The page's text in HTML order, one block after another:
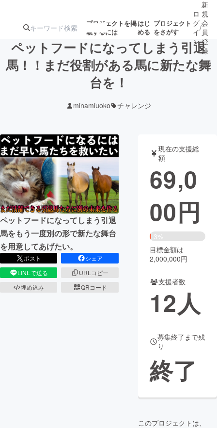
プロジェクトを掲
載するには
はじ
める
プロジェクト
をさがす
注目の新着プロ
募集終了が近いプ
テクノロジー・ガジェット
映像・映画 書籍・雑誌
ビジネス・起業 チャレンジ
まちづくり・地域活性化
CAMPFIRE for Social Good CAMPFIRE Creation
CAMPFIREふるさと納税
コミュニティ
ロ
グ
イ
ン
/
新
規
会
員
登
録
ペットフードになってしまう引退
馬！！まだ役割がある馬に新たな舞
台を！
minamiuoko チャレンジ
ペットフードになってしまう引退
馬をもう一度別の形で新たな舞台
を用意してあげたい。
ポスト
シェア
LINEで送る
URLコピー
埋め込み
QRコード
現在の支援総
額
69,0
00円
3%
目標金額は
2,000,000円
支援者数
12人
募集終了まで残
り
終了
このプロジェクトは、